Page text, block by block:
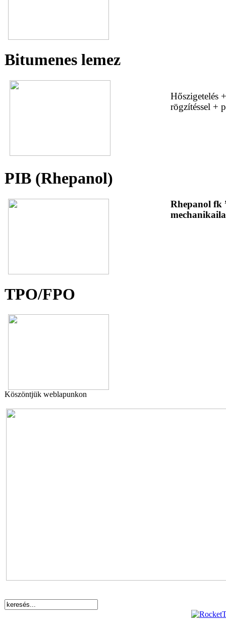
Bitumenes lemez
Hőszigetelés
rögzítéssel +
PIB (Rhepanol)
Rhepanol fk
TPO/FPO
Köszöntjük weblapunkon